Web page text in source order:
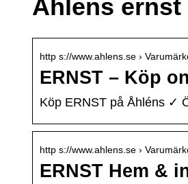
Åhlens ernst
http s://www.ahlens.se ›
ERNST – Köp
Köp ERNST på Åhléns ✓
http s://www.ahlens.se ›
ERNST Hem &